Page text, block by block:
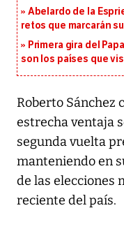
Abelardo de la
retos que marcarán
Primera gira del
son los países que
Roberto Sánchez
estrecha ventaja
segunda vuelta
manteniendo en
de las elecciones
reciente del país.